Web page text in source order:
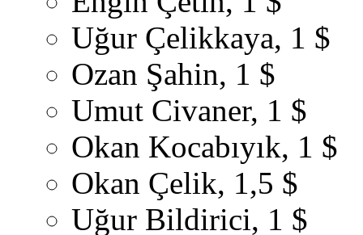
Uğur Çelikkaya, 1 $
Ozan Şahin, 1 $
Umut Civaner, 1 $
Okan Kocabıyık, 1 $
Okan Çelik, 1,5 $
Uğur Bildirici, 1 $